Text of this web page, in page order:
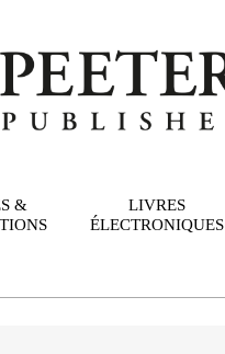
&
LIVRES
ÉLECTRONIQUES